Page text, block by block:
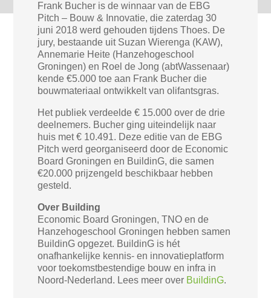
Frank Bucher is de winnaar van de EBG
Pitch – Bouw & Innovatie, die zaterdag 30
juni 2018 werd gehouden tijdens Thoes. De
jury, bestaande uit Suzan Wierenga (KAW),
Annemarie Heite (Hanzehogeschool
Groningen) en Roel de Jong (abtWassenaar)
kende €5.000 toe aan Frank Bucher die
bouwmateriaal ontwikkelt van olifantsgras.
Het publiek verdeelde € 15.000 over de drie
deelnemers. Bucher ging uiteindelijk naar
huis met € 10.491. Deze editie van de EBG
Pitch werd georganiseerd door de Economic
Board Groningen en BuildinG, die samen
€20.000 prijzengeld beschikbaar hebben
gesteld.
Over Building
Economic Board Groningen, TNO en de
Hanzehogeschool Groningen hebben samen
BuildinG opgezet. BuildinG is hét
onafhankelijke kennis- en innovatieplatform
voor toekomstbestendige bouw en infra in
Noord-Nederland. Lees meer over BuildinG.